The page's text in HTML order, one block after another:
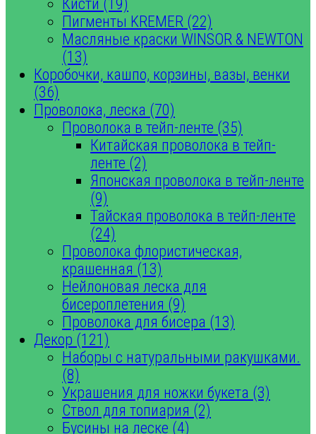
Кисти (19)
Пигменты KREMER (22)
Масляные краски WINSOR & NEWTON
(13)
Коробочки, кашпо, корзины, вазы, венки
(36)
Проволока, леска (70)
Проволока в тейп-ленте (35)
Китайская проволока в тейп-
ленте (2)
Японская проволока в тейп-ленте
(9)
Тайская проволока в тейп-ленте
(24)
Проволока флористическая,
крашенная (13)
Нейлоновая леска для
бисероплетения (9)
Проволока для бисера (13)
Декор (121)
Наборы с натуральными ракушками.
(8)
Украшения для ножки букета (3)
Ствол для топиария (2)
Бусины на леске (4)